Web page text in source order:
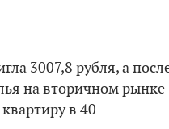
3007,8 рубля, а
на вторичном рынке
в 40